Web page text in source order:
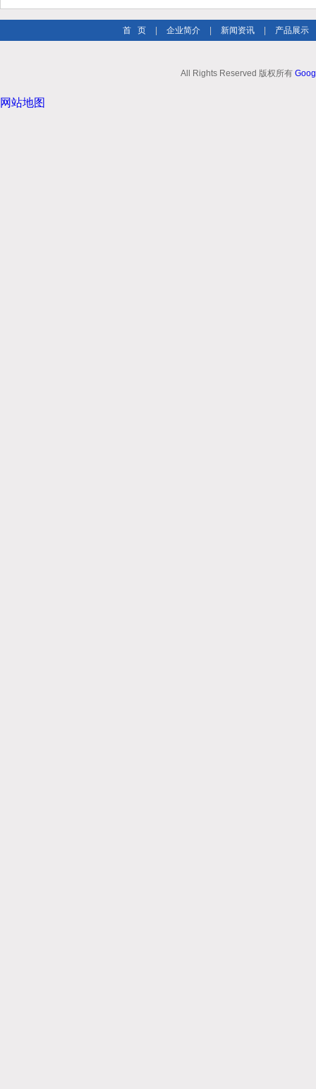
首 页 企业简介 新闻资讯 产品展示
All Rights Reserved 版权所有
网站地图